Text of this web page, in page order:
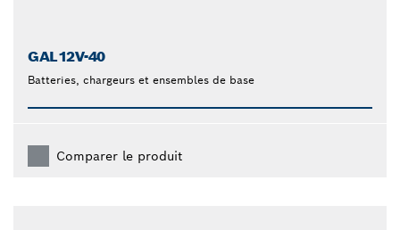
GAL12V-40
Batteries, chargeurs et ensembles de base
Comparer le produit